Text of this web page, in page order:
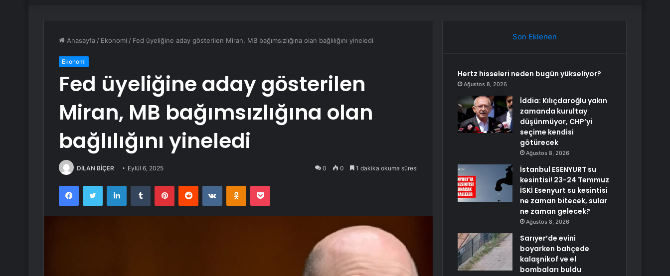
Anasayfa / Ekonomi / Fed üyeliğine aday gösterilen Miran, MB bağımsızlığına olan bağlılığını yineledi
Ekonomi
Fed üyeliğine aday gösterilen
Miran, MB bağımsızlığına olan
bağlılığını yineledi
DİLAN BİÇER Eylül 6, 2025 0 0 1 dakika okuma süresi
FacebookTwitter LinkedInTumblr PinterestReddit VKontakteOdnoklassniki
Pocket
Son Eklenen
Hertz hisseleri neden bugün yükseliyor?
Ağustos 8, 2026
İddia: Kılıçdaroğlu yakın
zamanda kurultay
düşünmüyor, CHP’yi
seçime kendisi
götürecek
Ağustos 8, 2026
İstanbul ESENYURT su
kesintisi! 23-24 Temmuz
İSKİ Esenyurt su kesintisi
ne zaman bitecek, sular
ne zaman gelecek?
Ağustos 8, 2026
Sarıyer’de evini
boyarken bahçede
kalaşnikof ve el
bombaları buldu